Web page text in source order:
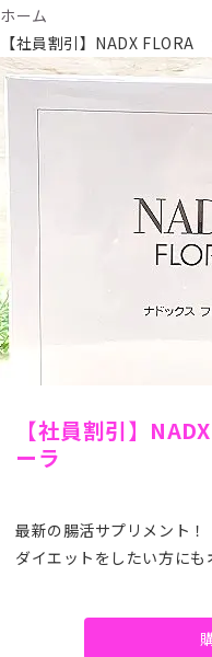
ホーム
【社員割引】NADX FLORA
【社員割引】
ーラ
最新の腸活サプリメント！
ダイエットをしたい方にも